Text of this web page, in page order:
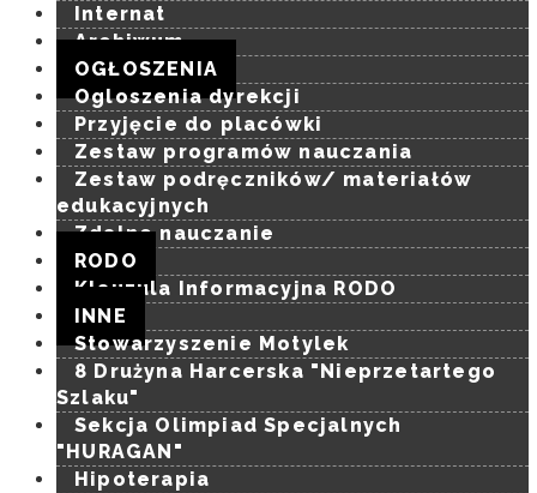
Internat
Archiwum
OGŁOSZENIA
Ogloszenia dyrekcji
Przyjęcie do placówki
Zestaw programów nauczania
Zestaw podręczników/ materiałów
edukacyjnych
Zdalne nauczanie
RODO
Klauzula Informacyjna RODO
INNE
Stowarzyszenie Motylek
8 Drużyna Harcerska "Nieprzetartego
Szlaku"
Sekcja Olimpiad Specjalnych
"HURAGAN"
Hipoterapia